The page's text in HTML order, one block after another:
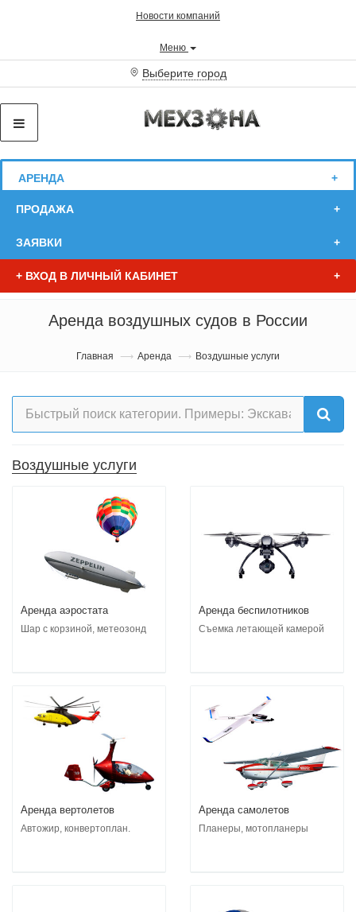
Новости компаний
Меню
Выберите город
АРЕНДА
ПРОДАЖА
ЗАЯВКИ
+ ВХОД В ЛИЧНЫЙ КАБИНЕТ
Аренда воздушных судов в России
Главная Аренда Воздушные услуги
Воздушные услуги
Аренда аэростата
Шар с корзиной, метеозонд
Аренда беспилотников
Съемка летающей камерой
Аренда вертолетов
Автожир, конвертоплан.
Аренда самолетов
Планеры, мотопланеры